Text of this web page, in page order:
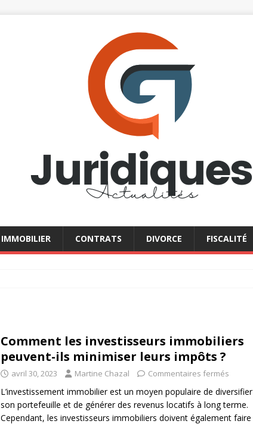
IMMOBILIER CONTRATS DIVORCE FISCALITÉ
Comment les investisseurs immobiliers
peuvent-ils minimiser leurs impôts ?
avril 30, 2023 Martine Chazal Commentaires fermés
L’investissement immobilier est un moyen populaire de diversifier
son portefeuille et de générer des revenus locatifs à long terme.
Cependant, les investisseurs immobiliers doivent également faire